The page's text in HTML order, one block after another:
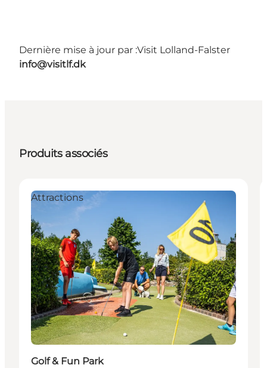
Dernière mise à jour par :Visit Lolland-Falster
info@visitlf.dk
Produits associés
Attractions
Golf & Fun Park